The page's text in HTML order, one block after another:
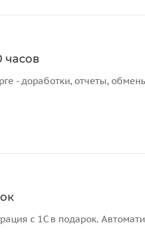
часов
- доработки, отчеты,
с 1С в подарок.